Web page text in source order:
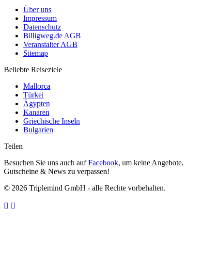
Über uns
Impressum
Datenschutz
Billigweg.de AGB
Veranstalter AGB
Sitemap
Beliebte Reiseziele
Mallorca
Türkei
Ägypten
Kanaren
Griechische Inseln
Bulgarien
Teilen
Besuchen Sie uns auch aufFacebook, um keine Angebote,
Gutscheine & News zu verpassen!
© 2026 Triplemind GmbH - alle Rechte vorbehalten.